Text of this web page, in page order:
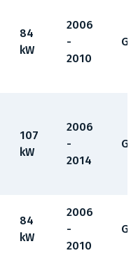
84
kW
2006
-
2010
107
kW
2006
-
2014
84
kW
2006
-
2010